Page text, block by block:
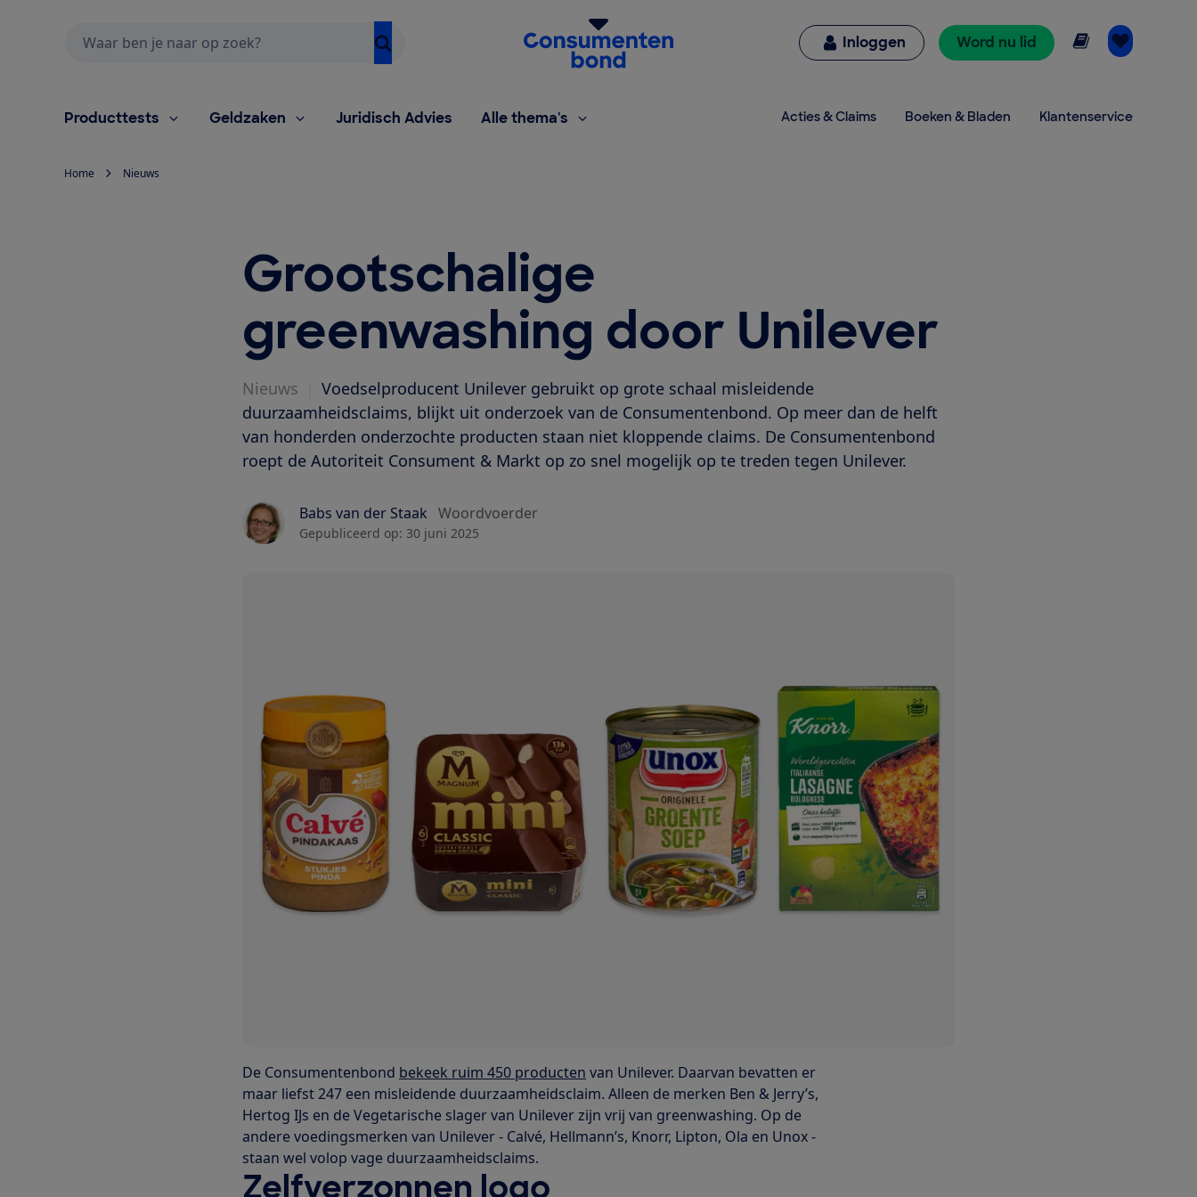
Homepage van de Consumentenbond
Inloggen Word nu lid Online lezen
Producttests Geldzaken Juridisch Advies Alle thema's Acties & Claims Boeken & Bladen Klantenservice
Home Nieuws
Grootschalige
greenwashing door Unilever
Nieuws
Voedselproducent Unilever gebruikt op grote schaal misleidende
duurzaamheidsclaims, blijkt uit onderzoek van de Consumentenbond. Op meer dan de helft
van honderden onderzochte producten staan niet kloppende claims. De Consumentenbond
roept de Autoriteit Consument & Markt op zo snel mogelijk op te treden tegen Unilever.
Babs van der Staak Woordvoerder
Gepubliceerd op: 30 juni 2025
De Consumentenbond bekeek ruim 450 producten van Unilever. Daarvan bevatten er
maar liefst 247 een misleidende duurzaamheidsclaim. Alleen de merken Ben & Jerry’s,
Hertog IJs en de Vegetarische slager van Unilever zijn vrij van greenwashing. Op de
andere voedingsmerken van Unilever - Calvé, Hellmann’s, Knorr, Lipton, Ola en Unox -
staan wel volop vage duurzaamheidsclaims.
Zelfverzonnen logo